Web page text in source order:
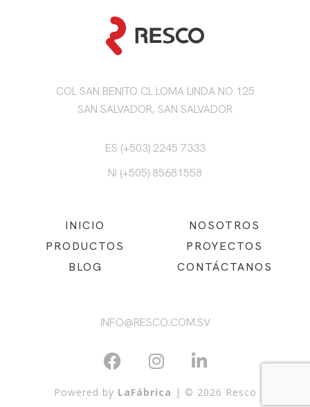
COL SAN BENITO CL LOMA LINDA NO 125
SAN SALVADOR, SAN SALVADOR
ES (+503) 2245 7333
NI (+505) 85681558
INICIO
NOSOTROS
PRODUCTOS
PROYECTOS
BLOG
CONTÁCTANOS
INFO@RESCO.COM.SV
Powered by LaFábrica | © 2026 Resco